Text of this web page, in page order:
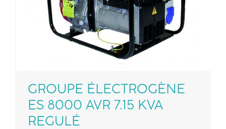
GROUPE ÉLECTROGÈNE
ES 8000 AVR 7.15 KVA
REGULÉ